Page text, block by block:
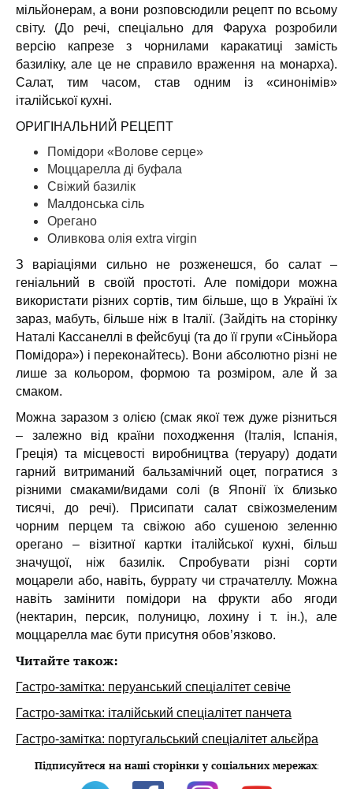
мільйонерам, а вони розповсюдили рецепт по всьому
світу. (До речі, спеціально для Фаруха розробили
версію капрезе з чорнилами каракатиці замість
базиліку, але це не справило враження на монарха).
Салат, тим часом, став одним із «синонімів»
італійської кухні.
ОРИГІНАЛЬНИЙ РЕЦЕПТ
Помідори «Волове серце»
Моццарелла ді буфала
Свіжий базилік
Малдонська сіль
Орегано
Оливкова олія extra virgin
З варіаціями сильно не розженешся, бо салат –
геніальний в своїй простоті. Але помідори можна
використати різних сортів, тим більше, що в Україні їх
зараз, мабуть, більше ніж в Італії. (Зайдіть на сторінку
Наталі Кассанеллі в фейсбуці (та до її групи «Сіньйора
Помідора») і переконайтесь). Вони абсолютно різні не
лише за кольором, формою та розміром, але й за
смаком.
Можна заразом з олією (смак якої теж дуже різниться
– залежно від країни походження (Італія, Іспанія,
Греція) та місцевості виробництва (теруару) додати
гарний витриманий бальзамічний оцет, погратися з
різними смаками/видами солі (в Японії їх близько
тисячі, до речі). Присипати салат свіжозмеленим
чорним перцем та свіжою або сушеною зеленню
орегано – візитної картки італійської кухні, більш
значущої, ніж базилік. Спробувати різні сорти
моцарели або, навіть, буррату чи страчателлу. Можна
навіть замінити помідори на фрукти або ягоди
(нектарин, персик, полуницю, лохину і т. ін.), але
моццарелла має бути присутня обов’язково.
Читайте також:
Гастро-замітка: перуанський спеціалітет севіче
Гастро-замітка: італійський спеціалітет панчета
Гастро-замітка: португальський спеціалітет альєйра
Підписуйтеся на наші сторінки у соціальних мережах: